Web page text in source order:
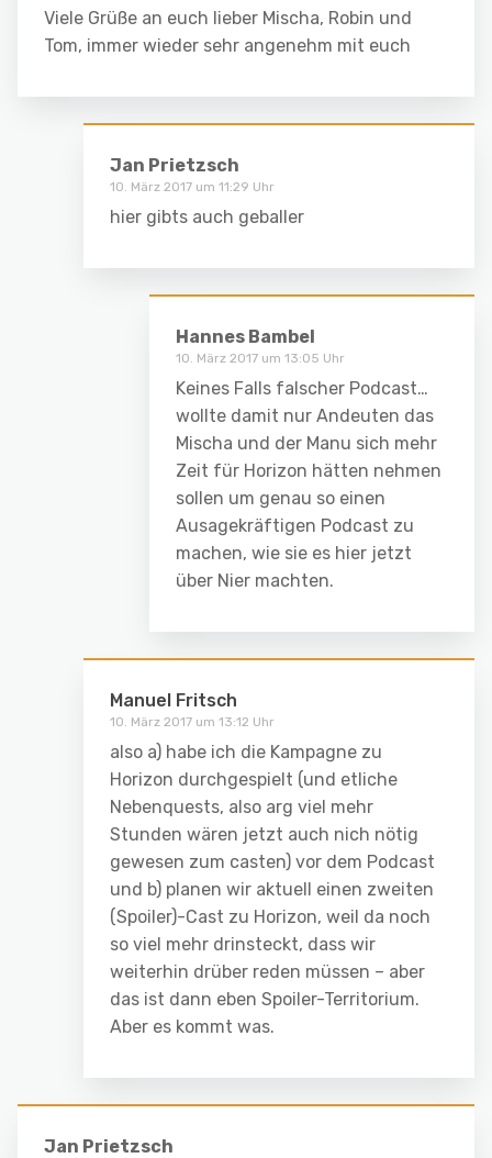
Viele Grüße an euch lieber Mischa, Robin und
Tom, immer wieder sehr angenehm mit euch
Jan Prietzsch
10. März 2017 um 11:29 Uhr
hier gibts auch geballer
Hannes Bambel
10. März 2017 um 13:05 Uhr
Keines Falls falscher Podcast…
wollte damit nur Andeuten das
Mischa und der Manu sich mehr
Zeit für Horizon hätten nehmen
sollen um genau so einen
Ausagekräftigen Podcast zu
machen, wie sie es hier jetzt
über Nier machten.
Manuel Fritsch
10. März 2017 um 13:12 Uhr
also a) habe ich die Kampagne zu
Horizon durchgespielt (und etliche
Nebenquests, also arg viel mehr
Stunden wären jetzt auch nich nötig
gewesen zum casten) vor dem Podcast
und b) planen wir aktuell einen zweiten
(Spoiler)-Cast zu Horizon, weil da noch
so viel mehr drinsteckt, dass wir
weiterhin drüber reden müssen – aber
das ist dann eben Spoiler-Territorium.
Aber es kommt was.
Jan Prietzsch